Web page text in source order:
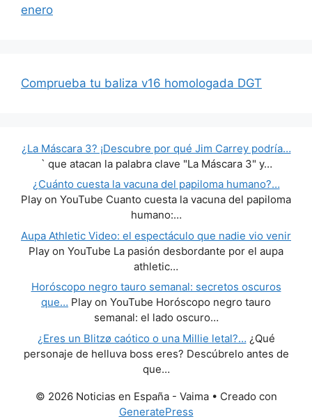
enero
Comprueba tu baliza v16 homologada DGT
¿La Máscara 3? ¡Descubre por qué Jim Carrey podría…
` que atacan la palabra clave "La Máscara 3" y…
¿Cuánto cuesta la vacuna del papiloma humano?…
Play on YouTube Cuanto cuesta la vacuna del papiloma
humano:…
Aupa Athletic Video: el espectáculo que nadie vio venir
Play on YouTube La pasión desbordante por el aupa
athletic…
Horóscopo negro tauro semanal: secretos oscuros
que… Play on YouTube Horóscopo negro tauro
semanal: el lado oscuro…
¿Eres un Blitzø caótico o una Millie letal?… ¿Qué
personaje de helluva boss eres? Descúbrelo antes de
que…
© 2026 Noticias en España - Vaima• Creado con
GeneratePress